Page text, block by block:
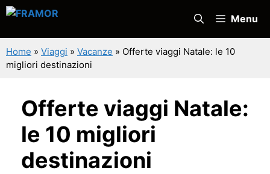
Vai
contenuto
Menu
Home » Viaggi » Vacanze » Offerte viaggi Natale: le 10
migliori destinazioni
Offerte viaggi Natale:
le 10 migliori
destinazioni